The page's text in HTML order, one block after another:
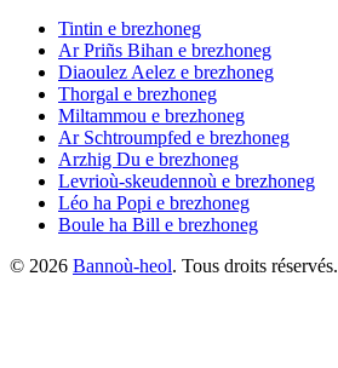
Tintin e brezhoneg
Ar Priñs Bihan e brezhoneg
Diaoulez Aelez e brezhoneg
Thorgal e brezhoneg
Miltammou e brezhoneg
Ar Schtroumpfed e brezhoneg
Arzhig Du e brezhoneg
Levrioù-skeudennoù e brezhoneg
Léo ha Popi e brezhoneg
Boule ha Bill e brezhoneg
© 2026 Bannoù-heol. Tous droits réservés.